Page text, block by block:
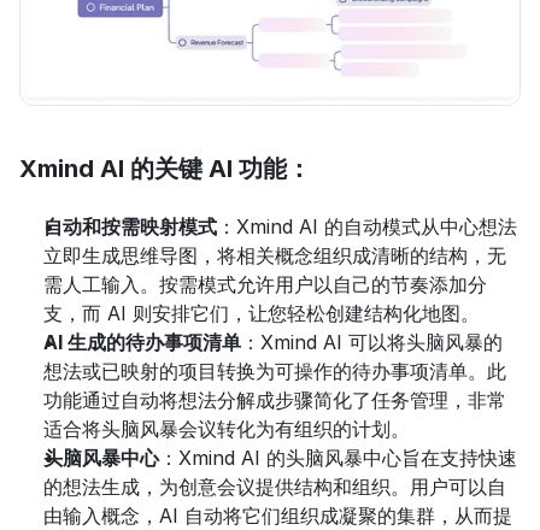
Xmind AI 的关键 AI 功能：
自动和按需映射模式 ：Xmind AI 的自动模式从中心想法
立即生成思维导图，将相关概念组织成清晰的结构，无
需人工输入。按需模式允许用户以自己的节奏添加分
支，而 AI 则安排它们，让您轻松创建结构化地图。
AI 生成的待办事项清单 ：Xmind AI 可以将头脑风暴的
想法或已映射的项目转换为可操作的待办事项清单。此
功能通过自动将想法分解成步骤简化了任务管理，非常
适合将头脑风暴会议转化为有组织的计划。
头脑风暴中心：Xmind AI 的头脑风暴中心旨在支持快速
的想法生成，为创意会议提供结构和组织。用户可以自
由输入概念，AI 自动将它们组织成凝聚的集群，从而提